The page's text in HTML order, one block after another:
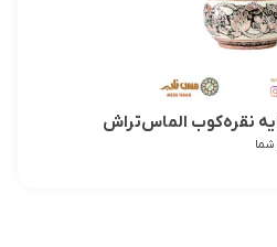
نقره‌کوب الماس‌تراش
شما